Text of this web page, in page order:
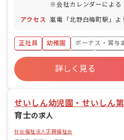
※会社カレンダーによる
り） 年間休日数118日
アクセス 嵐電「北野白梅町駅」よ
正社員 幼稚園
ボーナス・賞与
寮・住宅・家賃補助あり
社会保険
福利厚生充実
退職金制度
詳しく見る
せいしん幼児園・せいしん
育士の求人
社会福祉法人正親福祉会